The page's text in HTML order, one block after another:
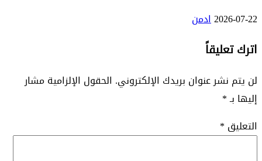
2026-07-22ادمن
اترك تعليقاً
لن يتم نشر عنوان بريدك الإلكتروني. الحقول الإلزامية مشار
إليها بـ*
التعليق *